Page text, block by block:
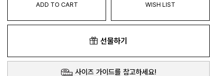
ADD TO CART WISH LIST
선물하기
사이즈 가이드를 참고하세요!